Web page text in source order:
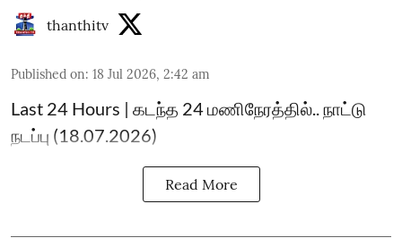
thanthitv
Published on: 18 Jul 2026, 2:42 am
Last 24 Hours | கடந்த 24 மணிநேரத்தில்.. நாட்டு
நடப்பு (18.07.2026)
Read More